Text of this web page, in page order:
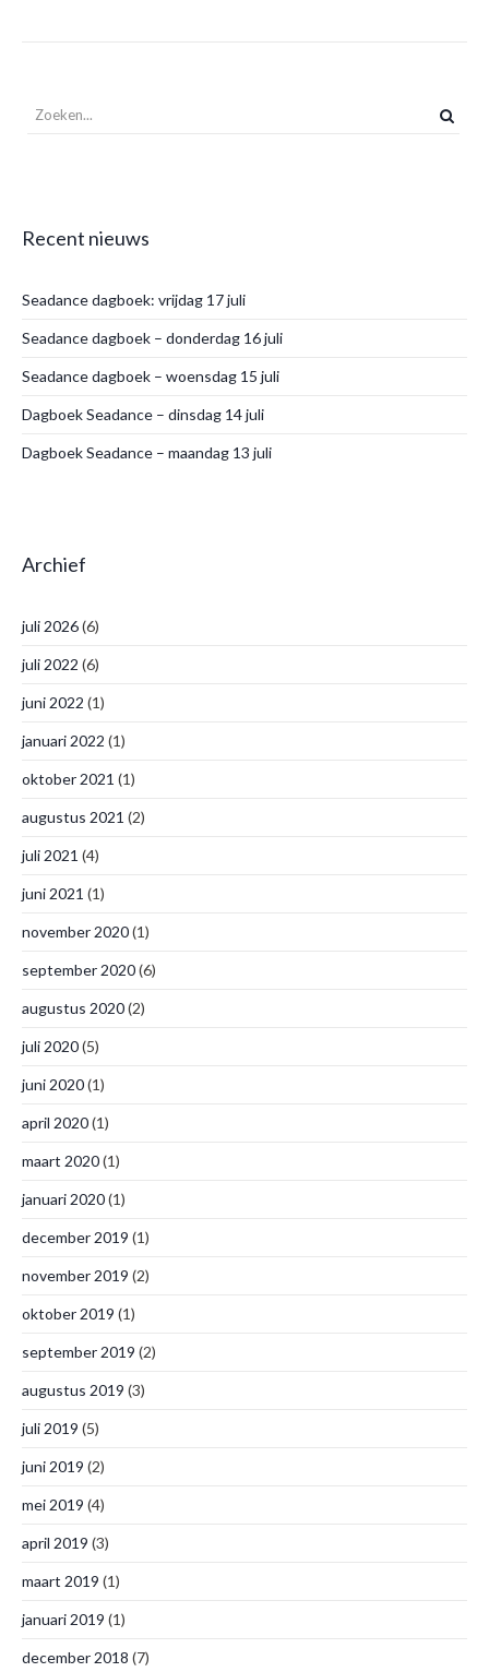
Recent nieuws
Seadance dagboek: vrijdag 17 juli
Seadance dagboek – donderdag 16 juli
Seadance dagboek – woensdag 15 juli
Dagboek Seadance – dinsdag 14 juli
Dagboek Seadance – maandag 13 juli
Archief
juli 2026(6)
juli 2022 (6)
juni 2022 (1)
januari 2022 (1)
oktober 2021 (1)
augustus 2021 (2)
juli 2021 (4)
juni 2021 (1)
november 2020(1)
september 2020(6)
augustus 2020(2)
juli 2020(5)
juni 2020(1)
april 2020(1)
maart 2020(1)
januari 2020(1)
december 2019 (1)
november 2019 (2)
oktober 2019 (1)
september 2019 (2)
augustus 2019 (3)
juli 2019 (5)
juni 2019 (2)
mei 2019 (4)
april 2019 (3)
maart 2019 (1)
januari 2019 (1)
december 2018 (7)